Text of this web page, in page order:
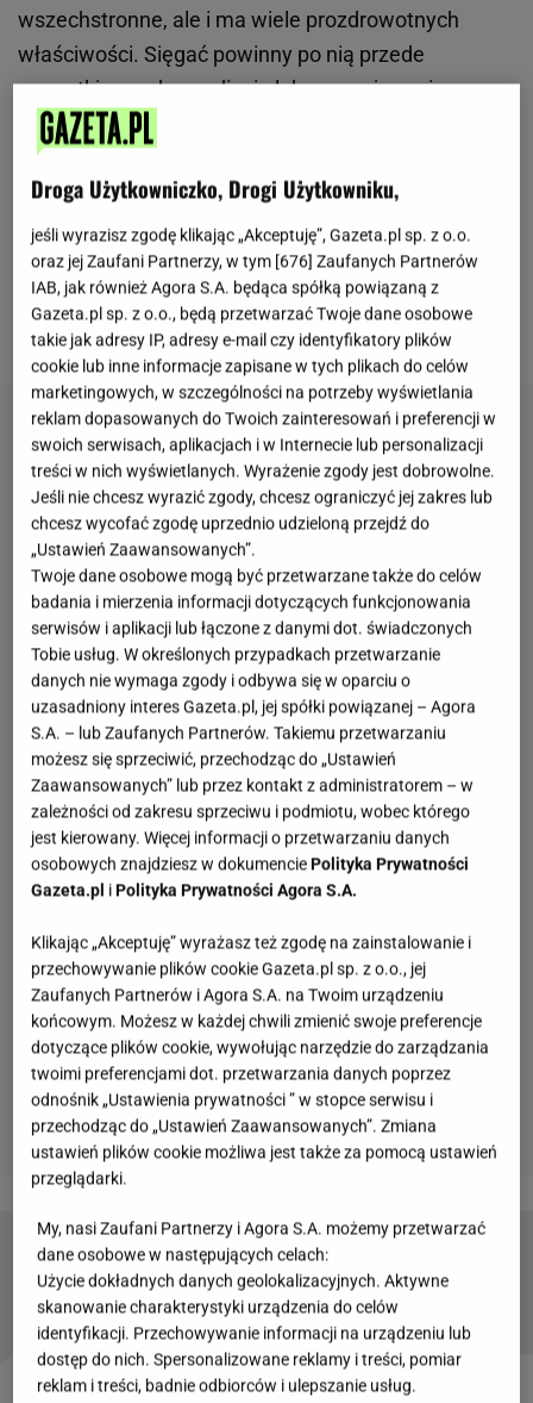
wszechstronne, ale i ma wiele prozdrowotnych
właściwości. Sięgać powinny po nią przede
wszystkim osoby na diecie lub zmagające się z
cukrzycą. Cukinia ma bowiem niską kaloryczność
oraz niski indeks glikemiczny. Ta odmiana
dostarcza nam witaminy A, C i K oraz między innymi
potas, żelazo oraz magnez. Jeżeli chcecie cieszyć
się wyjątkowym smakiem cukinii także zimą,
koniecznie sprawdźcie poniższe propozycje na
przetworyz tego warzywa.
Przepis na leczo z cukinią. Żeby go podrasować,
przyda się piekarnik
Droga Użytkowniczko, Drogi Użytkowniku,
jeśli wyrazisz zgodę klikając „Akceptuję”, Gazeta.pl sp. z o.o.
oraz jej Zaufani Partnerzy, w tym [676] Zaufanych Partnerów
IAB, jak również Agora S.A. będąca spółką powiązaną z
Gazeta.pl sp. z o.o., będą przetwarzać Twoje dane osobowe
takie jak adresy IP, adresy e-mail czy identyfikatory plików
cookie lub inne informacje zapisane w tych plikach do celów
marketingowych, w szczególności na potrzeby wyświetlania
reklam dopasowanych do Twoich zainteresowań i preferencji w
swoich serwisach, aplikacjach i w Internecie lub personalizacji
treści w nich wyświetlanych. Wyrażenie zgody jest dobrowolne.
Jeśli nie chcesz wyrazić zgody, chcesz ograniczyć jej zakres lub
chcesz wycofać zgodę uprzednio udzieloną przejdź do
„Ustawień Zaawansowanych”.
Twoje dane osobowe mogą być przetwarzane także do celów
badania i mierzenia informacji dotyczących funkcjonowania
serwisów i aplikacji lub łączone z danymi dot. świadczonych
Tobie usług. W określonych przypadkach przetwarzanie
danych nie wymaga zgody i odbywa się w oparciu o
uzasadniony interes Gazeta.pl, jej spółki powiązanej – Agora
S.A. – lub Zaufanych Partnerów. Takiemu przetwarzaniu
możesz się sprzeciwić, przechodząc do „Ustawień
Zaawansowanych” lub przez kontakt z administratorem – w
zależności od zakresu sprzeciwu i podmiotu, wobec którego
jest kierowany. Więcej informacji o przetwarzaniu danych
osobowych znajdziesz w dokumenciePolityka Prywatności
Gazeta.pl iPolityka Prywatności Agora S.A.
Klikając „Akceptuję” wyrażasz też zgodę na zainstalowanie i
przechowywanie plików cookie Gazeta.pl sp. z o.o., jej
Zaufanych Partnerów i Agora S.A. na Twoim urządzeniu
końcowym. Możesz w każdej chwili zmienić swoje preferencje
dotyczące plików cookie, wywołując narzędzie do zarządzania
twoimi preferencjami dot. przetwarzania danych poprzez
odnośnik „Ustawienia prywatności ” w stopce serwisu i
przechodząc do „Ustawień Zaawansowanych”. Zmiana
ustawień plików cookie możliwa jest także za pomocą ustawień
przeglądarki.
My, nasi Zaufani Partnerzy i Agora S.A. możemy przetwarzać
dane osobowe w następujących celach:
Użycie dokładnych danych geolokalizacyjnych. Aktywne
skanowanie charakterystyki urządzenia do celów
identyfikacji. Przechowywanie informacji na urządzeniu lub
dostęp do nich. Spersonalizowane reklamy i treści, pomiar
reklam i treści, badnie odbiorców i ulepszanie usług.